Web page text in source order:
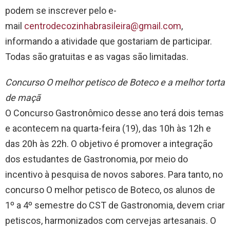
podem se inscrever pelo e-
mail centrodecozinhabrasileira@gmail.com,
informando a atividade que gostariam de participar.
Todas são gratuitas e as vagas são limitadas.
Concurso O melhor petisco de Boteco e a melhor torta
de maçã
O Concurso Gastronômico desse ano terá dois temas
e acontecem na quarta-feira (19), das 10h às 12h e
das 20h às 22h. O objetivo é promover a integração
dos estudantes de Gastronomia, por meio do
incentivo à pesquisa de novos sabores. Para tanto, no
concurso O melhor petisco de Boteco, os alunos de
1º a 4º semestre do CST de Gastronomia, devem criar
petiscos, harmonizados com cervejas artesanais. O